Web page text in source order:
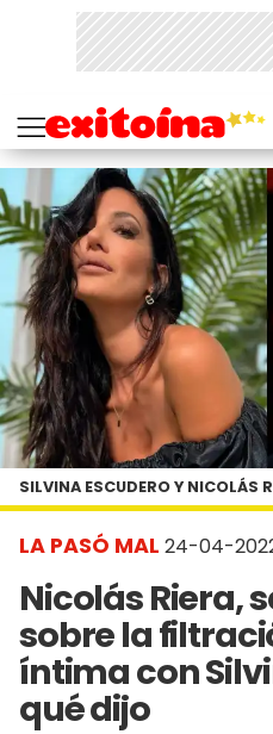
LA PASÓ MAL 24-04-
Nicolás Riera,
sobre la
íntima con
qué dijo
SILVINA ESCUDERO Y NICOLÁS